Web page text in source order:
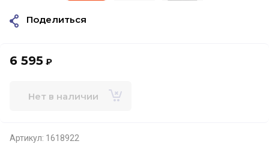
6 595 ₽
Нет в наличии
Артикул: 1618922
Поделиться